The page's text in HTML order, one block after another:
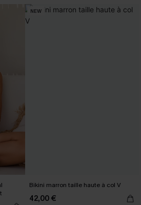
NEW
Bikini marron taille haute à col V
42,00 €